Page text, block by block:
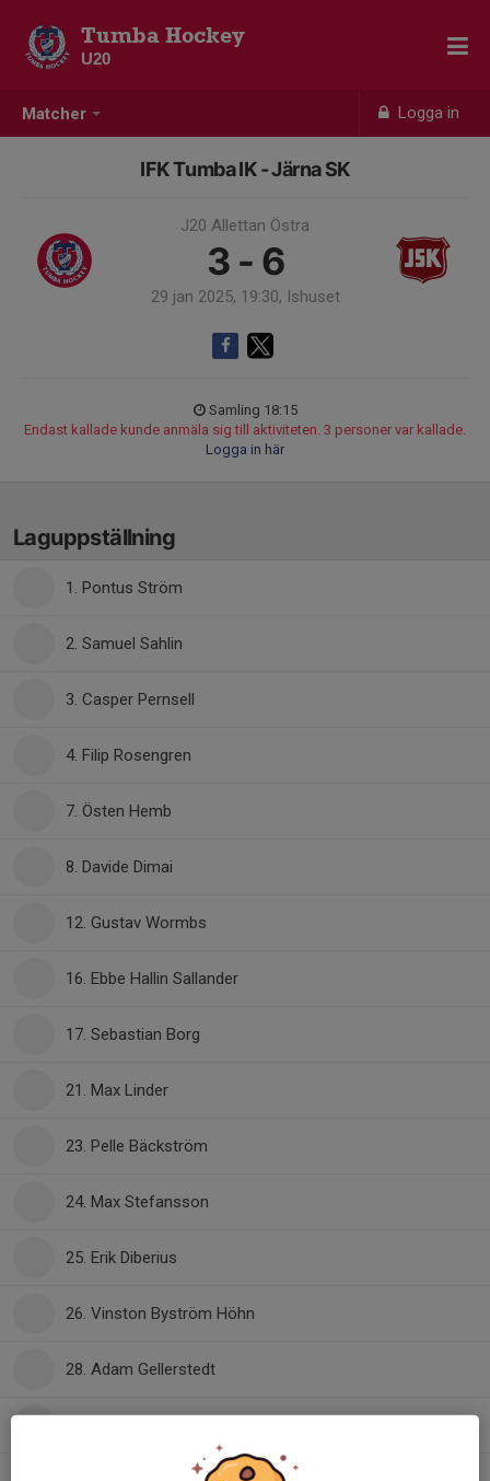
Matcher Logga in
Tumba Hockey
U20
IFK Tumba IK - Järna SK
J20 Allettan Östra
3 - 6
29 jan 2025, 19:30, Ishuset
Samling 18:15
Endast kallade kunde anmäla sig till aktiviteten. 3 personer var kallade.
Logga in här
Laguppställning
1. Pontus Ström
2. Samuel Sahlin
3. Casper Pernsell
4. Filip Rosengren
7. Östen Hemb
8. Davide Dimai
12. Gustav Wormbs
16. Ebbe Hallin Sallander
17. Sebastian Borg
21. Max Linder
23. Pelle Bäckström
24. Max Stefansson
25. Erik Diberius
26. Vinston Byström Höhn
28. Adam Gellerstedt